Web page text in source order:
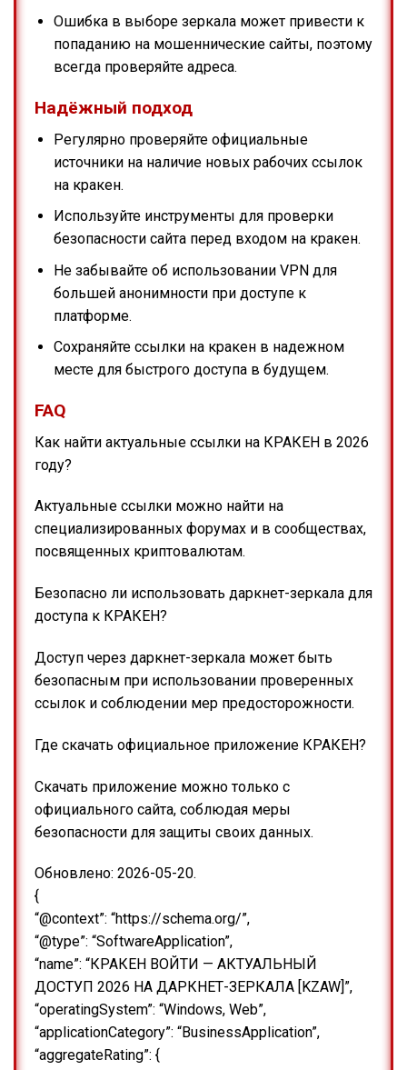
Ошибка в выборе зеркала может привести к
попаданию на мошеннические сайты, поэтому
всегда проверяйте адреса.
Надёжный подход
Регулярно проверяйте официальные
источники на наличие новых рабочих ссылок
на кракен.
Используйте инструменты для проверки
безопасности сайта перед входом на кракен.
Не забывайте об использовании VPN для
большей анонимности при доступе к
платформе.
Сохраняйте ссылки на кракен в надежном
месте для быстрого доступа в будущем.
FAQ
Как найти актуальные ссылки на КРАКЕН в 2026
году?
Актуальные ссылки можно найти на
специализированных форумах и в сообществах,
посвященных криптовалютам.
Безопасно ли использовать даркнет-зеркала для
доступа к КРАКЕН?
Доступ через даркнет-зеркала может быть
безопасным при использовании проверенных
ссылок и соблюдении мер предосторожности.
Где скачать официальное приложение КРАКЕН?
Скачать приложение можно только с
официального сайта, соблюдая меры
безопасности для защиты своих данных.
Обновлено: 2026-05-20.
{
“@context”: “https://schema.org/”,
“@type”: “SoftwareApplication”,
“name”: “КРАКЕН ВОЙТИ — АКТУАЛЬНЫЙ
ДОСТУП 2026 НА ДАРКНЕТ-ЗЕРКАЛА [KZAW]”,
“operatingSystem”: “Windows, Web”,
“applicationCategory”: “BusinessApplication”,
“aggregateRating”: {